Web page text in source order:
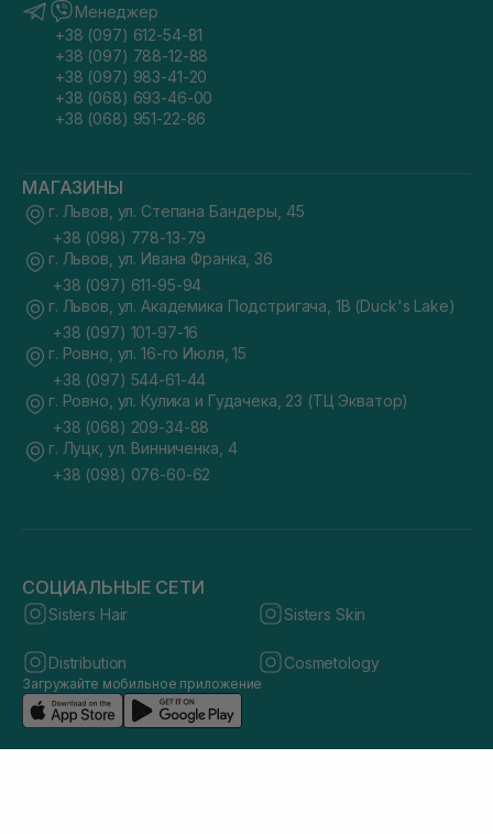
Менеджер
+38 (097) 612-54-81
+38 (097) 788-12-88
+38 (097) 983-41-20
+38 (068) 693-46-00
+38 (068) 951-22-86
МАГАЗИНЫ
г. Львов, ул. Степана Бандеры, 45
+38 (098) 778-13-79
г. Львов, ул. Ивана Франка, 36
+38 (097) 611-95-94
г. Львов, ул. Академика Подстригача, 1В (Duck's Lake)
+38 (097) 101-97-16
г. Ровно, ул. 16-го Июля, 15
+38 (097) 544-61-44
г. Ровно, ул. Кулика и Гудачека, 23 (ТЦ Экватор)
+38 (068) 209-34-88
г. Луцк, ул. Винниченка, 4
+38 (098) 076-60-62
СОЦИАЛЬНЫЕ СЕТИ
Sisters Hair Sisters Skin
Distribution Cosmetology
Загружайте мобильное приложение